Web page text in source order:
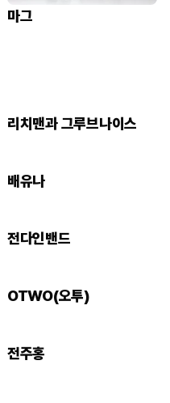
마그
리치맨과 그루브나이스
배유나
전다인밴드
OTWO(오투)
전주홍